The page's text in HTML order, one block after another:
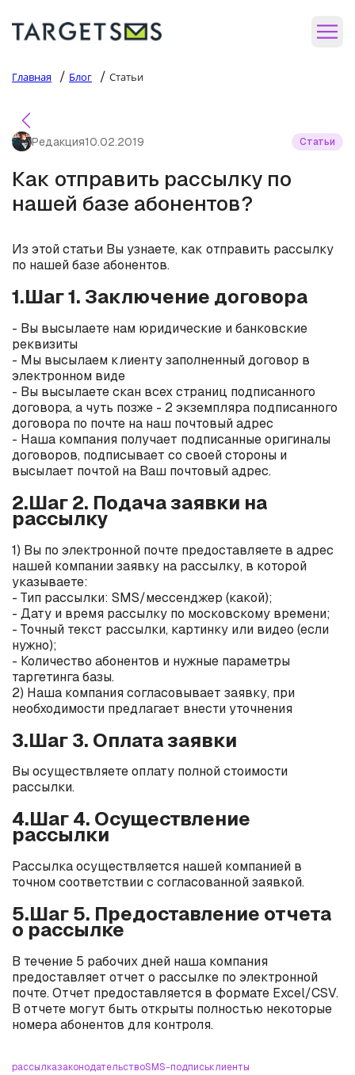
Главная / Блог / Статьи
Редакция10.02.2019 Статьи
Как отправить рассылку по
нашей базе абонентов?
Из этой статьи Вы узнаете, как отправить рассылку
по нашей базе абонентов.
1.Шаг 1. Заключение договора
- Вы высылаете нам юридические и банковские
реквизиты
- Мы высылаем клиенту заполненный договор в
электронном виде
- Вы высылаете скан всех страниц подписанного
договора, а чуть позже - 2 экземпляра подписанного
договора по почте на наш почтовый адрес
- Наша компания получает подписанные оригиналы
договоров, подписывает со своей стороны и
высылает почтой на Ваш почтовый адрес.
2.Шаг 2. Подача заявки на
рассылку
1) Вы по электронной почте предоставляете в адрес
нашей компании заявку на рассылку, в которой
указываете:
- Тип рассылки: SMS/мессенджер (какой);
- Дату и время рассылку по московскому времени;
- Точный текст рассылки, картинку или видео (если
нужно);
- Количество абонентов и нужные параметры
таргетинга базы.
2) Наша компания согласовывает заявку, при
необходимости предлагает внести уточнения
3.Шаг 3. Оплата заявки
Вы осуществляете оплату полной стоимости
рассылки.
4.Шаг 4. Осуществление
рассылки
Рассылка осуществляется нашей компанией в
точном соответствии с согласованной заявкой.
5.Шаг 5. Предоставление отчета
о рассылке
В течение 5 рабочих дней наша компания
предоставляет отчет о рассылке по электронной
почте. Отчет предоставляется в формате Excel/CSV.
В отчете могут быть открыты полностью некоторые
номера абонентов для контроля.
рассылказаконодательствоSMS-подписьклиенты